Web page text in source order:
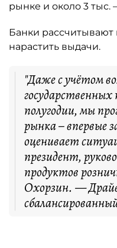
рынке и около 3 тыс.
Банки рассчитывают
нарастить выдачи.
"Даже с учётом
полугодии, мы
рынка – впервые
оценивает
президент,
продуктов
Охорзин. —